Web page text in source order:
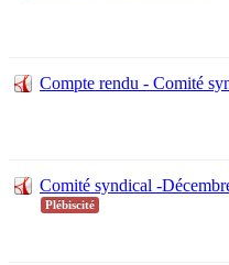
Compte rendu - Comité
Comité syndical -
Plébiscité